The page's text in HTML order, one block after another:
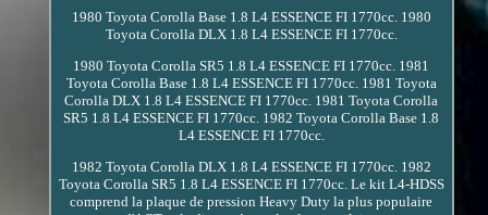
1980 Toyota Corolla Base 1.8 L4 ESSENCE FI 1770cc. 1980
Toyota Corolla DLX 1.8 L4 ESSENCE FI 1770cc.
1980 Toyota Corolla SR5 1.8 L4 ESSENCE FI 1770cc. 1981
Toyota Corolla Base 1.8 L4 ESSENCE FI 1770cc. 1981 Toyota
Corolla DLX 1.8 L4 ESSENCE FI 1770cc. 1981 Toyota Corolla
SR5 1.8 L4 ESSENCE FI 1770cc. 1982 Toyota Corolla Base 1.8
L4 ESSENCE FI 1770cc.
1982 Toyota Corolla DLX 1.8 L4 ESSENCE FI 1770cc. 1982
Toyota Corolla SR5 1.8 L4 ESSENCE FI 1770cc. Le kit L4-HDSS
comprend la plaque de pression Heavy Duty la plus populaire